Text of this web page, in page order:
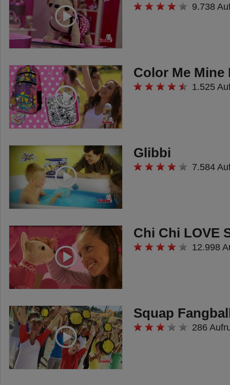
Figur mit Katzenflitzer enthalten.
Untergebracht werden können
darin jedoch alle drei Fahrzeuge.
9.738
Color Me Mine
1.525
Glibbi
7.584
Chi Chi LOVE
12.998
Squap
286